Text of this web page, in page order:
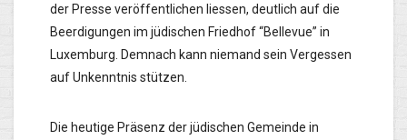
der Presse veröffentlichen liessen, deutlich auf die
Beerdigungen im jüdischen Friedhof “Bellevue” in
Luxemburg. Demnach kann niemand sein Vergessen
auf Unkenntnis stützen.
Die heutige Präsenz der jüdischen Gemeinde in